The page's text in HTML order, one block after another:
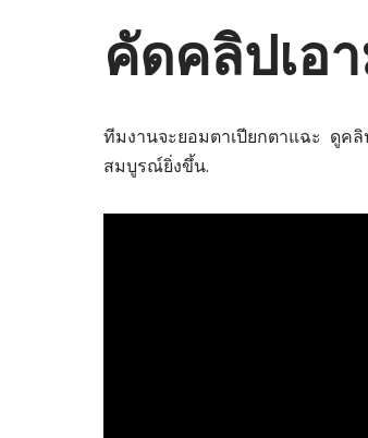
คัดคลิปเอ
ทีมงานจะยอมตาเปียกตาแฉะ ดูค
สมบูรณ์ยิ่งขึ้น.